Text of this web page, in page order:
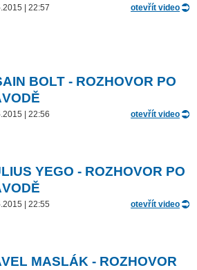
| 22:57 otevřít video
BOLT - ROZHOVOR PO
| 22:56 otevřít video
YEGO - ROZHOVOR PO
| 22:55 otevřít video
MASLÁK - ROZHOVOR